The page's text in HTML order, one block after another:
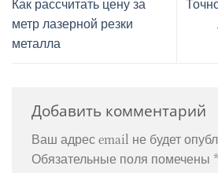
Как рассчитать цену за
метр лазерной резки
металла
Добавить комментарий
Ваш адрес email не будет
Обязательные поля помечены *